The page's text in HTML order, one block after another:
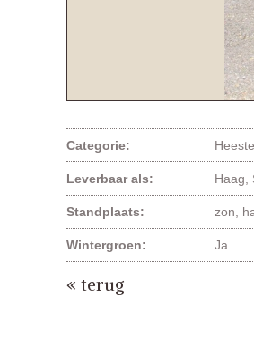
Categorie:
Leverbaar als: Haag,
Standplaats: zon,
Wintergroen: Ja
« terug